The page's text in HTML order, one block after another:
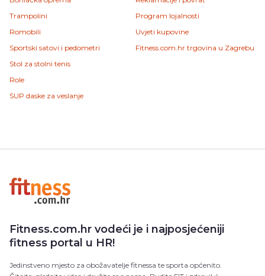
Trampolini
Romobili
Sportski satovi i pedometri
Stol za stolni tenis
Role
SUP daske za veslanje
Program lojalnosti
Uvjeti kupovine
Fitness.com.hr trgovina u Zagrebu
Fitness.com.hr vodeći je i najposjećeniji
fitness portal u HR!
Jedinstveno mjesto za obožavatelje fitnessa te sporta općenito.